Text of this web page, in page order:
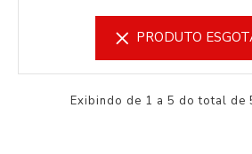
PRODUTO
Exibindo de 1 a 5 do total de